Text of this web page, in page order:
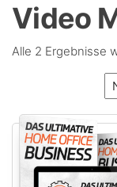
Video
Alle 2 Ergebnisse